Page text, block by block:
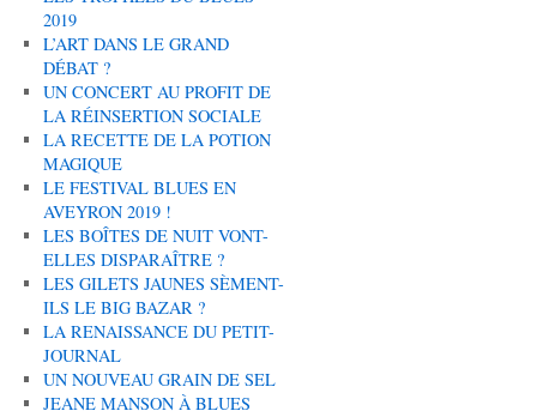
2019
L’ART DANS LE GRAND
DÉBAT ?
UN CONCERT AU PROFIT DE
LA RÉINSERTION SOCIALE
LA RECETTE DE LA POTION
MAGIQUE
LE FESTIVAL BLUES EN
AVEYRON 2019 !
LES BOÎTES DE NUIT VONT-
ELLES DISPARAÎTRE ?
LES GILETS JAUNES SÈMENT-
ILS LE BIG BAZAR ?
LA RENAISSANCE DU PETIT-
JOURNAL
UN NOUVEAU GRAIN DE SEL
JEANE MANSON À BLUES